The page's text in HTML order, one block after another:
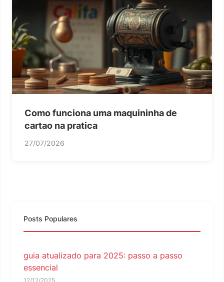
Como funciona uma maquininha de
cartao na pratica
27/07/2026
Posts Populares
guia atualizado para 2025: passo a passo
essencial
12/12/2025